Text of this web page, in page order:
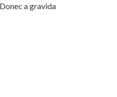
a gravida